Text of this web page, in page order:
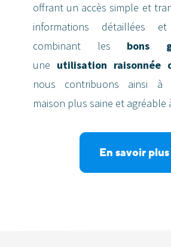
offrant un accès simple et
informations détaillées
combinant les bons
une utilisation raisonnée
nous contribuons ainsi à
maison plus saine et agréable
En savoir plus